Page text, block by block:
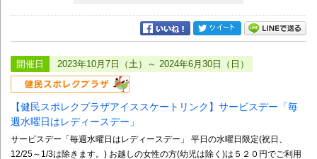
開催日 2023年10月7日（土）～ 2024年6月30日（日）
【健民スポレクプラザアイススケートリンク】サービスデー「毎
週水曜日はレディースデー」
サービスデー「毎週水曜日はレディースデー」 平日の水曜日限定(祝日、
12/25～1/3は除きます。) お越しの女性の方(幼児は除く)は５２０円でご利用